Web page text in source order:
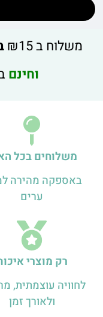
משלוח ב ₪15
וחינם
משלוחים בכל
באספקה מהירה
ערים
רק מוצרי
לחוויה עוצמתית,
ולאורך זמן